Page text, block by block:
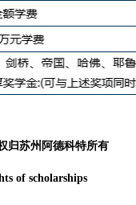
归苏州阿德科特所有
of scholarships